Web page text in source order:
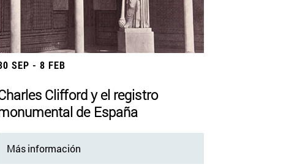
SEP - 8 FEB
Clifford y el registro
de España
Más información